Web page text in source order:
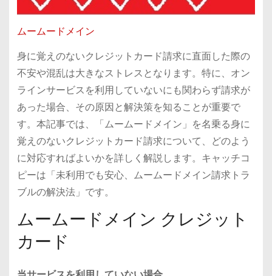
ムームードメイン
身に覚えのないクレジットカード請求に直面した際の
不安や混乱は大きなストレスとなります。特に、オン
ラインサービスを利用していないにも関わらず請求が
あった場合、その原因と解決策を知ることが重要で
す。本記事では、「ムームードメイン」を名乗る身に
覚えのないクレジットカード請求について、どのよう
に対応すればよいかを詳しく解説します。キャッチコ
ピーは「未利用でも安心、ムームードメイン請求トラ
ブルの解決法」です。
ムームードメイン クレジット
カード